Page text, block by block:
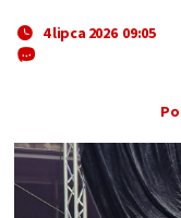
4 lipca 2026 09:05